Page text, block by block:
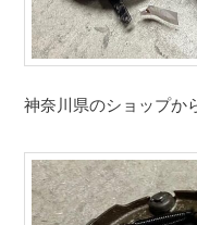
神奈川県のショップ